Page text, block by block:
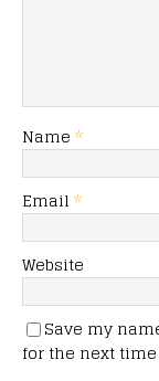
Name *
Email *
Website
Save my
for the next